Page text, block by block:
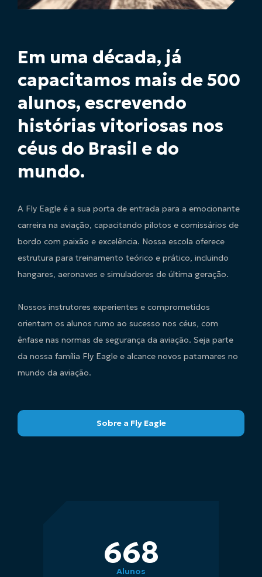
Em uma década, já
capacitamos mais de 500
alunos, escrevendo
histórias vitoriosas nos
céus do Brasil e do
mundo.
A Fly Eagle é a sua porta de entrada para a emocionante
carreira na aviação, capacitando pilotos e comissários de
bordo com paixão e excelência. Nossa escola oferece
estrutura para treinamento teórico e prático, incluindo
hangares, aeronaves e simuladores de última geração.
Nossos instrutores experientes e comprometidos
orientam os alunos rumo ao sucesso nos céus, com
ênfase nas normas de segurança da aviação. Seja parte
da nossa família Fly Eagle e alcance novos patamares no
mundo da aviação.
Sobre a Fly Eagle
720
Alunos